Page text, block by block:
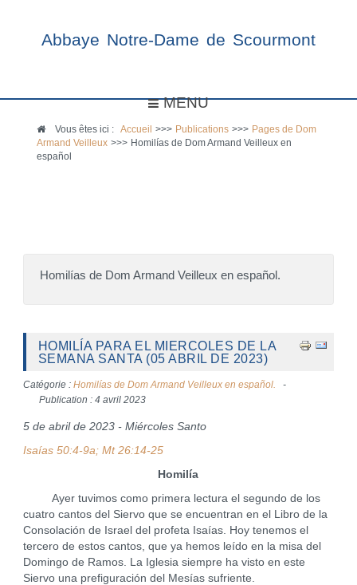
Abbaye Notre-Dame de Scourmont
MENU
Vous êtes ici :Accueil >>> Publications >>> Pages de Dom
Armand Veilleux >>> Homilías de Dom Armand Veilleux en
español
Homilías de Dom Armand Veilleux en español.
HOMILÍA PARA EL MIERCOLES DE LA
SEMANA SANTA (05 ABRIL DE 2023)
Catégorie : Homilías de Dom Armand Veilleux en español.
Publication : 4 avril 2023
5 de abril de 2023 - Miércoles Santo
Isaías 50:4-9a; Mt 26:14-25
Homilía
Ayer tuvimos como primera lectura el segundo de los
cuatro cantos del Siervo que se encuentran en el Libro de la
Consolación de Israel del profeta Isaías. Hoy tenemos el
tercero de estos cantos, que ya hemos leído en la misa del
Domingo de Ramos. La Iglesia siempre ha visto en este
Siervo una prefiguración del Mesías sufriente.